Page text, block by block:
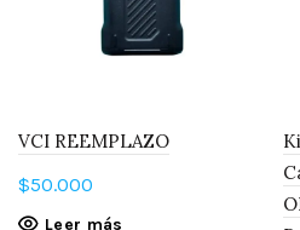
VCI REEMPLAZO
$50.000
Leer más